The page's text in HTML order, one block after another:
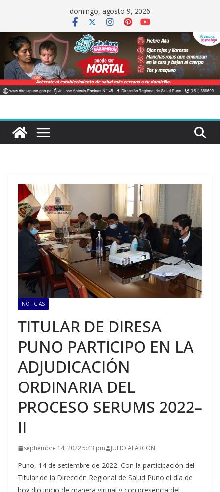
contenido
domingo, agosto 9, 2026
NOTICIAS
TITULAR DE DIRESA
PUNO PARTICIPO EN LA
ADJUDICACIÓN
ORDINARIA DEL
PROCESO SERUMS 2022–
II
septiembre 14, 2022 5:43 pm JULIO ALARCON
Puno, 14 de setiembre de 2022. Con la participación del
Titular de la Dirección Regional de Salud Puno el día de
hoy dio inicio de manera virtual y con presencia del